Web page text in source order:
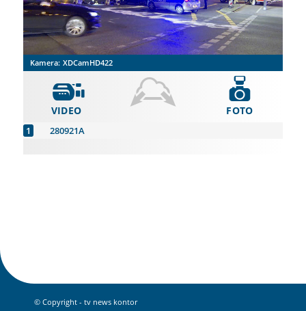
Kamera: XDCamHD422
VIDEO
280921A
FOTO
© Copyright - tv news kontor